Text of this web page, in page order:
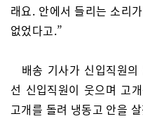
래요. 안에서 들리는 소리
없었다고.”
배송 기사가 신입직원
선 신입직원이 웃으며 고
고개를 돌려 냉동고 안을